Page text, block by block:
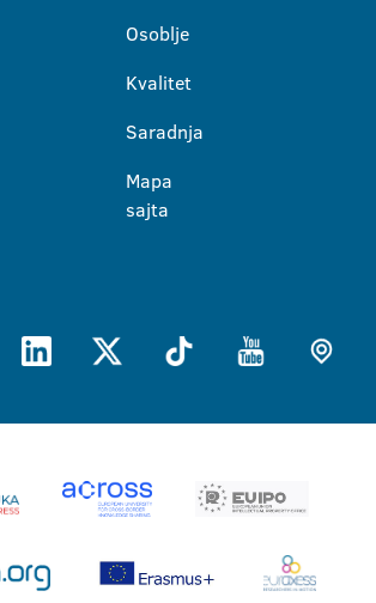
Osoblje
Kvalitet
Saradnja
Mapa
sajta